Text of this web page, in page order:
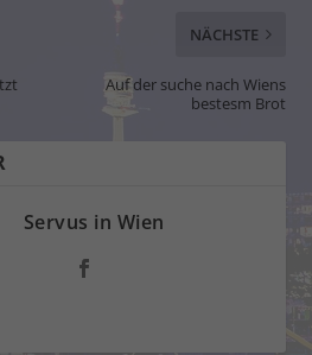
NÄCHSTE
Auf der suche nach Wiens
bestesm Brot
Servus in Wien